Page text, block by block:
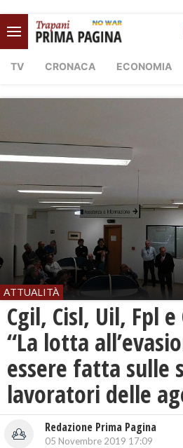
TV CRONACA ECONOMIA
ATTUALITÀ
Cgil, Cisl, Uil, Fpl
“La lotta
essere fatta sulle
lavoratori delle
Redazione Prima Pagina
05 Novembre 2019 17:09